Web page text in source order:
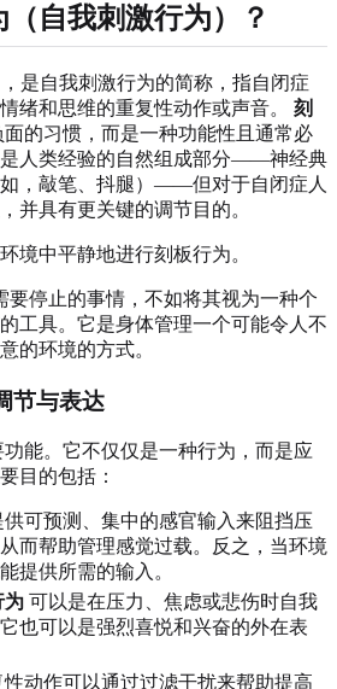
自我刺激行为）？
，是自我刺激行为的简称，指自闭症
绪和思维的重复性动作或声音。 刻
的习惯，而是一种功能性且通常必
人类经验的自然组成部分——神经典
，敲笔、抖腿）——但对于自闭症人
并具有更关键的调节目的。
要停止的事情，不如将其视为一种个
工具。它是身体管理一个可能令人不
的环境的方式。
节与表达
能。它不仅仅是一种行为，而是应
目的包括：
供可预测、集中的感官输入来阻挡压
而帮助管理感觉过载。反之，当环境
提供所需的输入。
为 可以是在压力、焦虑或悲伤时自我
也可以是强烈喜悦和兴奋的外在表
性动作可以通过过滤干扰来帮助提高